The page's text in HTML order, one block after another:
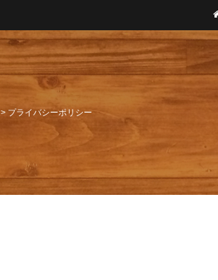
> プライバシーポリシー